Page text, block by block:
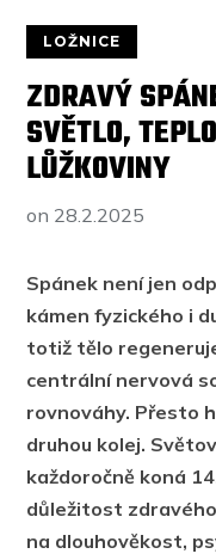
LOŽNICE
ZDRAVÝ
SVĚTLO,
LŮŽKOVINY
on 28.2.2025
Spánek není jen
kámen fyzického i
totiž tělo
centrální nervová
rovnováhy. Přesto
druhou kolej.
každoročně koná
důležitost
na dlouhověkost,